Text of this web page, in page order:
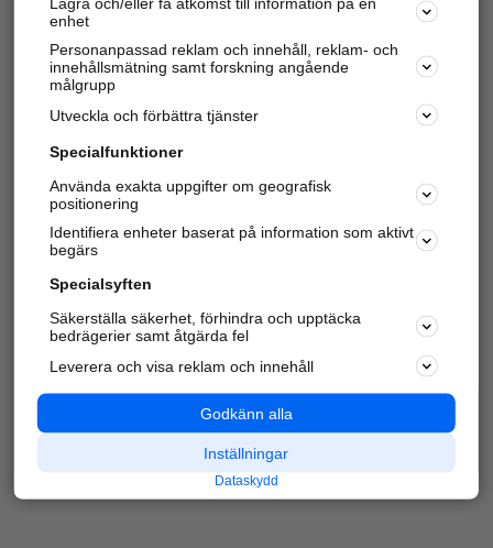
Har du redan verifierat ditt företag? Logga in
Varje vecka besöker du och4 miljoner
andra
härliga användare oss för att hitta rätt lokal
information om företag, privatpersoner och
platser.
enhet
Personanpassad reklam och innehåll, reklam- och
innehållsmätning samt forskning angående
målgrupp
Utveckla och förbättra tjänster
Specialfunktioner
Använda exakta uppgifter om geografisk
positionering
Identifiera enheter baserat på information som aktivt
begärs
Specialsyften
Säkerställa säkerhet, förhindra och upptäcka
bedrägerier samt åtgärda fel
Leverera och visa reklam och innehåll
Godkänn alla
Inställningar
Dataskydd